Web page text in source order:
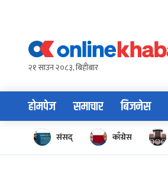
content२१ साउन २०८३, बिहीबार
होमपेज समाचार बिजनेस
संसद् काँग्रेस